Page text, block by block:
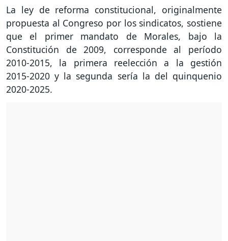
La ley de reforma constitucional, originalmente
propuesta al Congreso por los sindicatos, sostiene
que el primer mandato de Morales, bajo la
Constitución de 2009, corresponde al período
2010-2015, la primera reelección a la gestión
2015-2020 y la segunda sería la del quinquenio
2020-2025.